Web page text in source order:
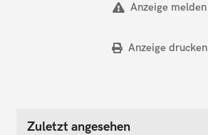
Anzeige melden
Anzeige drucken
Zuletzt angesehen